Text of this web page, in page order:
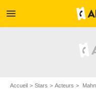
menu
Accueil Stars Acteurs